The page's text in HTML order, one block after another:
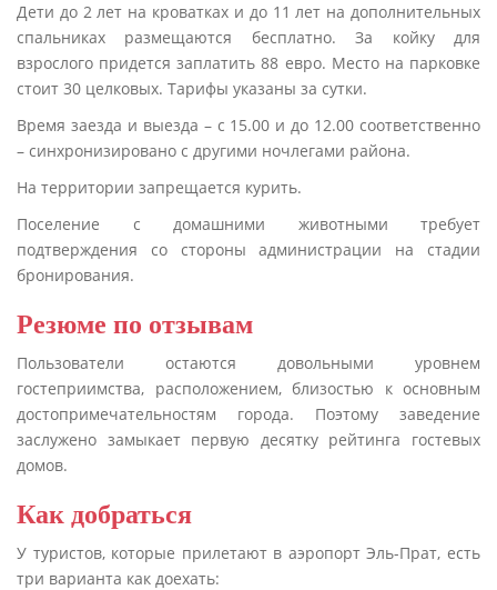
Дети до 2 лет на кроватках и до 11 лет на дополнительных
спальниках размещаются бесплатно. За койку для
взрослого придется заплатить 88 евро. Место на парковке
стоит 30 целковых. Тарифы указаны за сутки.
Время заезда и выезда – с 15.00 и до 12.00 соответственно
– синхронизировано с другими ночлегами района.
На территории запрещается курить.
Поселение с домашними животными требует
подтверждения со стороны администрации на стадии
бронирования.
Резюме по отзывам
Пользователи остаются довольными уровнем
гостеприимства, расположением, близостью к основным
достопримечательностям города. Поэтому заведение
заслужено замыкает первую десятку рейтинга гостевых
домов.
Как добраться
У туристов, которые прилетают в аэропорт Эль-Прат, есть
три варианта как доехать: